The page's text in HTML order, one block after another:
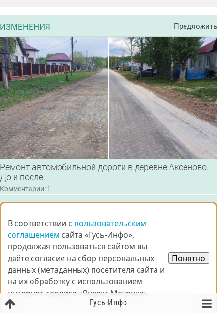
ИЗМЕНЕНИЯ Предложить
Ремонт автомобильной дороги в деревне Аксеново.
До и после.
Комментарии: 1
СТАТИСТИКА ЗАГС
Статистические данные отдела ЗАГС за март
2026 года
01.03.2026 - 31.03.2026
рождение
смерти
88
Гусь-Инфо
В соответствии с пользовательским
соглашением сайта «Гусь-Инфо»,
продолжая пользоваться сайтом вы
даёте согласие на сбор персональных
данных (метаданных) посетителя сайта и
на их обработку с использованием
интернет-сервиса «Яндекс.Метрика».
Понятно
В соответствии с пользовательским
соглашением сайта «Гусь-Инфо»,
продолжая пользоваться сайтом вы
даёте согласие на сбор персональных
данных (метаданных) посетителя сайта и
на их обработку с использованием
интернет-сервиса «Яндекс.Метрика».
Понятно